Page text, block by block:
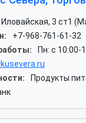
Иловайская, 3 ст1
+7-968-761-61-32
Пн: c 10:00-
Продукты